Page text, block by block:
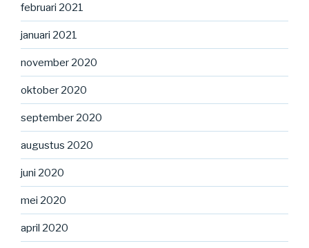
februari 2021
januari 2021
november 2020
oktober 2020
september 2020
augustus 2020
juni 2020
mei 2020
april 2020